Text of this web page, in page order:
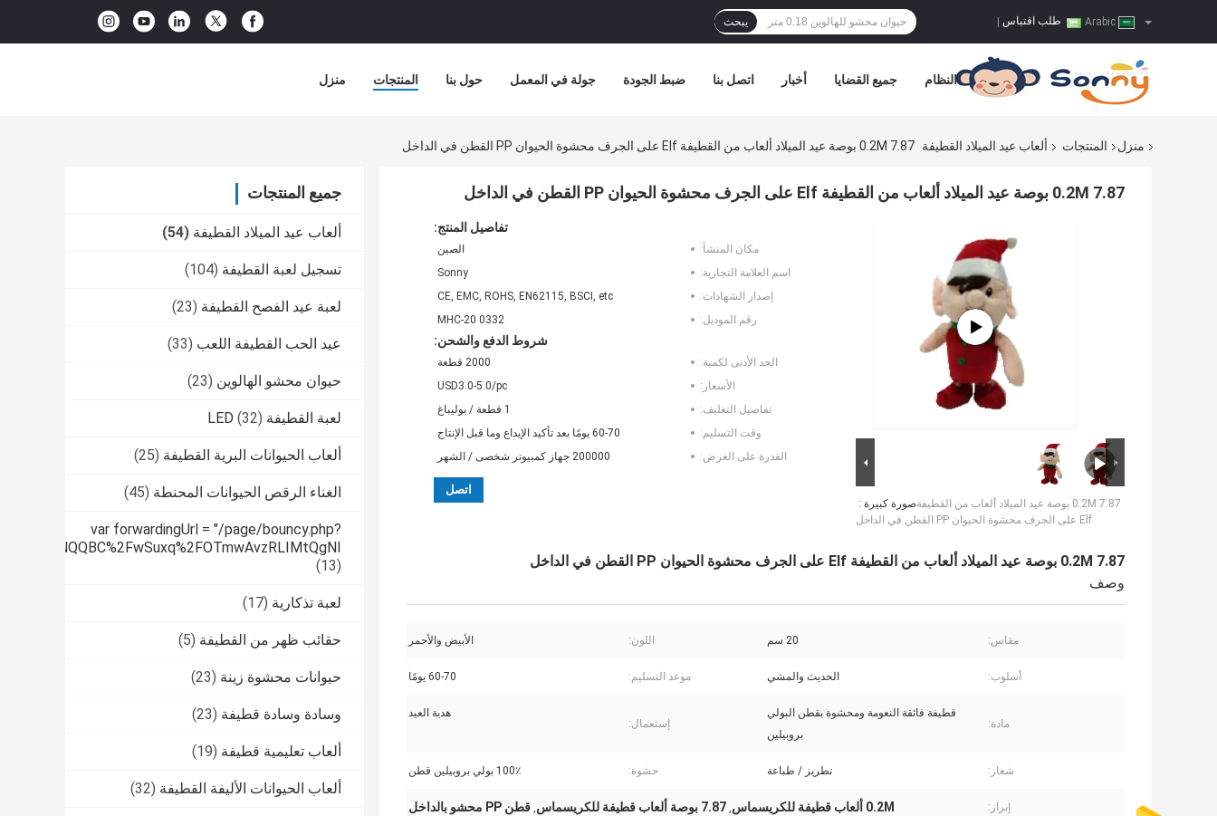
طلب اقتباس يبحث
منزل المنتجات حول بنا جولة في المعمل ضبط الجودة اتصل بنا أخبار جميع القضايا النظام
منزل المنتجات ألعاب عيد الميلاد القطيفة 0.2M 7.87 بوصة عيد الميلاد ألعاب من القطيفة Elf على الجرف محشوة الحيوان PP القطن في الداخل
جميع المنتجات
ألعاب عيد الميلاد القطيفة (54)
تسجيل لعبة القطيفة (104)
لعبة عيد الفصح القطيفة (23)
عيد الحب القطيفة اللعب (33)
حيوان محشو الهالوين (23)
لعبة القطيفة LED (32)
ألعاب الحيوانات البرية القطيفة (25)
الغناء الرقص الحيوانات المحنطة (45)
var forwardingUrl = "/page/bouncy.php?
(13)
لعبة تذكارية (17)
حقائب ظهر من القطيفة (5)
حيوانات محشوة زينة (23)
وسادة وسادة قطيفة (23)
ألعاب تعليمية قطيفة (19)
ألعاب الحيوانات الأليفة القطيفة (32)
0.2M 7.87 بوصة عيد الميلاد ألعاب من القطيفة Elf على الجرف محشوة الحيوان PP القطن في الداخل
صورة كبيرة :0.2M 7.87 بوصة عيد الميلاد ألعاب من القطيفة
Elf على الجرف محشوة الحيوان PP القطن في الداخل
تفاصيل المنتج:
مكان المنشأ:
الصين
اسم العلامة التجارية:
Sonny
إصدار الشهادات:
CE, EMC, ROHS, EN62115, BSCI, etc
رقم الموديل:
0332 MHC-20
شروط الدفع والشحن:
الحد الأدنى لكمية:
2000 قطعة
الأسعار:
USD3.0-5.0/pc
تفاصيل التغليف:
1 قطعة / بوليباغ
وقت التسليم:
60-70 يومًا بعد تأكيد الإيداع وما قبل الإنتاج
القدرة على العرض:
200000 جهاز كمبيوتر شخصى / الشهر
اتصل
0.2M 7.87 بوصة عيد الميلاد ألعاب من القطيفة Elf على الجرف محشوة الحيوان PP القطن في الداخل
وصف
مقاس: 20 سم اللون: الأبيض والأحمر
أسلوب: الحديث والمشي موعد التسليم: 60-70 يومًا
مادة:
قطيفة فائقة النعومة ومحشوة بقطن البولي
بروبيلين
إستعمال:
هدية العيد
شعار: تطريز / طباعة حشوة: 100٪ بولي بروبيلين قطن
إبراز: 0.2M ألعاب قطيفة للكريسماس , 7.87 بوصة ألعاب قطيفة للكريسماس , قطن PP محشو بالداخل